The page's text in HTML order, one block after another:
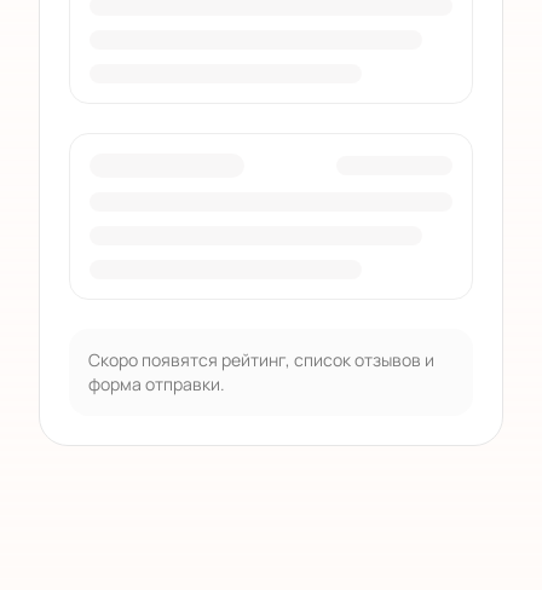
Скоро появятся рейтинг, список отзывов и
форма отправки.